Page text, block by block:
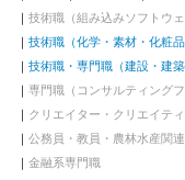
技術職（組み込みソフトウェ
技術職（化学・素材・化粧品
技術職・専門職（建設・建
専門職（コンサルティング
クリエイター・クリエイテ
公務員・教員・農林水産関
金融系専門職